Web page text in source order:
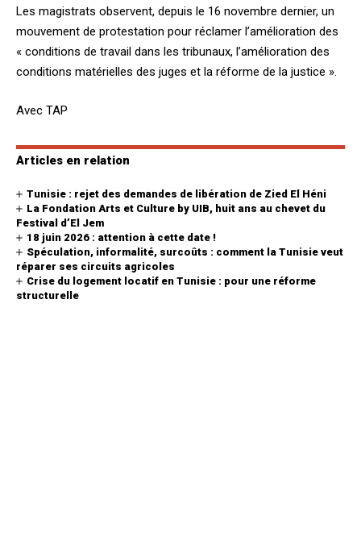
Les magistrats observent, depuis le 16 novembre dernier, un
mouvement de protestation pour réclamer l’amélioration des
« conditions de travail dans les tribunaux, l’amélioration des
conditions matérielles des juges et la réforme de la justice ».
Avec TAP
Articles en relation
Tunisie : rejet des demandes de libération de Zied El Héni
La Fondation Arts et Culture by UIB, huit ans au chevet du
Festival d’El Jem
18 juin 2026 : attention à cette date !
Spéculation, informalité, surcoûts : comment la Tunisie veut
réparer ses circuits agricoles
Crise du logement locatif en Tunisie : pour une réforme
structurelle